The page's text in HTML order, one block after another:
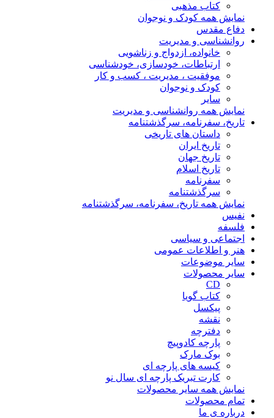
کتاب مذهبی
نمایش همه کودک و نوجوان
دفاع مقدس
روانشناسی و مدیریت
خانواده، ازدواج و زناشویی
ارتباطات، خودسازی، خودشناسی
موفقیت ، مدیریت ، کسب و کار
کودک و نوجوان
سایر
نمایش همه روانشناسی و مدیریت
تاریخ، سفرنامه، سرگذشتنامه
داستان های تاریخی
تاریخ ایران
تاریخ جهان
تاریخ اسلام
سفرنامه
سرگذشتنامه
نمایش همه تاریخ، سفرنامه، سرگذشتنامه
نفیس
فلسفه
اجتماعی و سیاسی
هنر و اطلاعات عمومی
سایر موضوعات
سایر محصولات
CD
کتاب گویا
پیکسل
نقشه
دفترچه
پارچه کادوپیچ
بوک مارک
کیسه های پارچه ای
کارت تبریک پارچه ای سال نو
نمایش همه سایر محصولات
تمام محصولات
درباره ی ما